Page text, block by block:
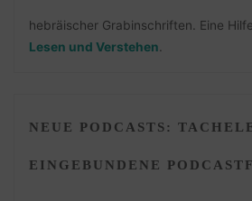
hebräischer Grabinschriften. Eine
Lesen und Verstehen.
NEUE PODCASTS:
EINGEBUNDENE